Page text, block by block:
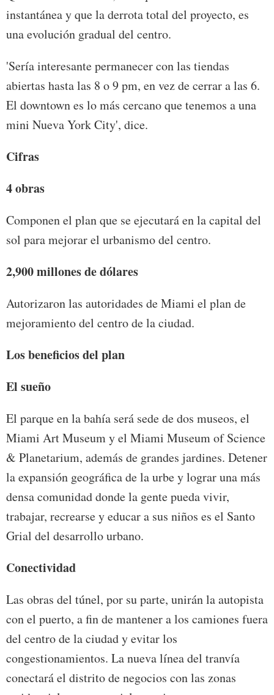
instantánea y que la derrota total del proyecto, es
una evolución gradual del centro.
'Sería interesante permanecer con las tiendas
abiertas hasta las 8 o 9 pm, en vez de cerrar a las 6.
El downtown es lo más cercano que tenemos a una
mini Nueva York City', dice.
Cifras
4 obras
Componen el plan que se ejecutará en la capital del
sol para mejorar el urbanismo del centro.
2,900 millones de dólares
Autorizaron las autoridades de Miami el plan de
mejoramiento del centro de la ciudad.
Los beneficios del plan
El sueño
El parque en la bahía será sede de dos museos, el
Miami Art Museum y el Miami Museum of Science
& Planetarium, además de grandes jardines. Detener
la expansión geográfica de la urbe y lograr una más
densa comunidad donde la gente pueda vivir,
trabajar, recrearse y educar a sus niños es el Santo
Grial del desarrollo urbano.
Conectividad
Las obras del túnel, por su parte, unirán la autopista
con el puerto, a fin de mantener a los camiones fuera
del centro de la ciudad y evitar los
congestionamientos. La nueva línea del tranvía
conectará el distrito de negocios con las zonas